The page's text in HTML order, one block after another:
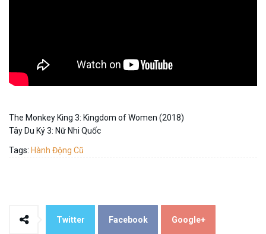
The Monkey King 3: Kingdom of Women (2018)
Tây Du Ký 3: Nữ Nhi Quốc
Tags: Hành Động Cũ
Twitter Facebook Google+